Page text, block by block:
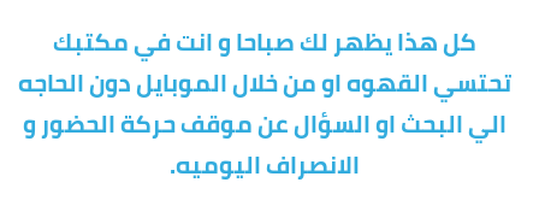
كل هذا يظهر لك صباحا و انت في مكتبك
تحتسي القهوه او من خلال الموبايل دون الحاجه
الي البحث او السؤال عن موقف حركة الحضور و
الانصراف اليوميه.